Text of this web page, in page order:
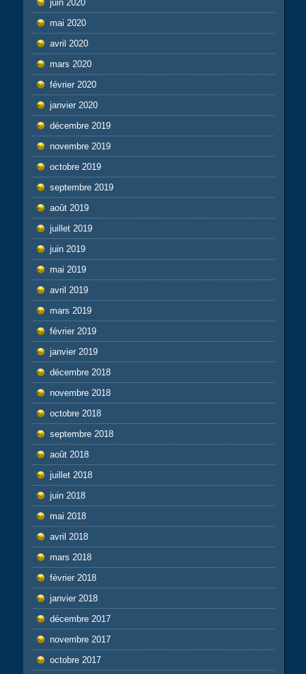
juin 2020
mai 2020
avril 2020
mars 2020
février 2020
janvier 2020
décembre 2019
novembre 2019
octobre 2019
septembre 2019
août 2019
juillet 2019
juin 2019
mai 2019
avril 2019
mars 2019
février 2019
janvier 2019
décembre 2018
novembre 2018
octobre 2018
septembre 2018
août 2018
juillet 2018
juin 2018
mai 2018
avril 2018
mars 2018
février 2018
janvier 2018
décembre 2017
novembre 2017
octobre 2017